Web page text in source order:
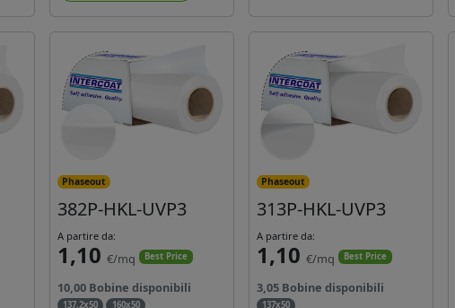
Phaseout
382P-HKL-UVP3
A partire da:
1,10 €/mq Best Price
10,00 Bobine disponibili
137,2x50 160x50
Phaseout
313P-HKL-UVP3
A partire da:
1,10 €/mq Best Price
3,05 Bobine disponibili
137x50